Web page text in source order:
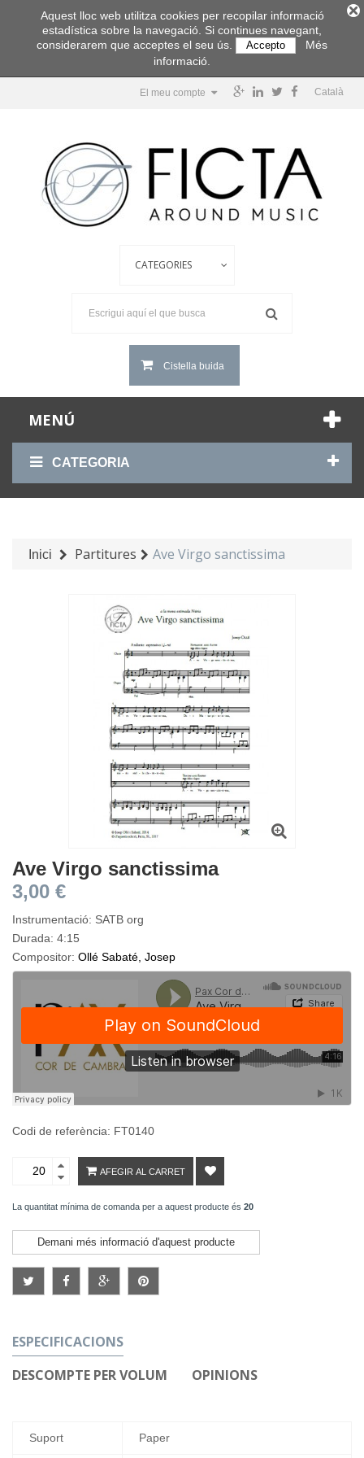
Català
El meu compte
Cistella buida
MENÚ
CATEGORIA
Inici Partitures Ave Virgo sanctissima
Ave Virgo sanctissima
3,00 €
Instrumentació: SATB org
Durada: 4:15
Compositor: Ollé Sabaté, Josep
Codi de referència: FT0140
AFEGIR AL CARRET
La quantitat mínima de comanda per a aquest producte és 20
Demani més informació d'aquest producte
ESPECIFICACIONS
DESCOMPTE PER VOLUM
OPINIONS
Suport Paper
Aquest lloc web utilitza cookies per recopilar informació
estadística sobre la navegació. Si continues navegant,
considerarem que acceptes el seu ús.
Accepto
Més
informació.